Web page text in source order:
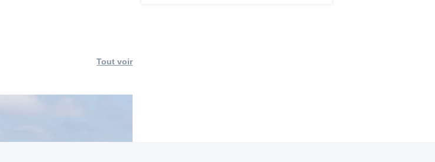
Tout voir